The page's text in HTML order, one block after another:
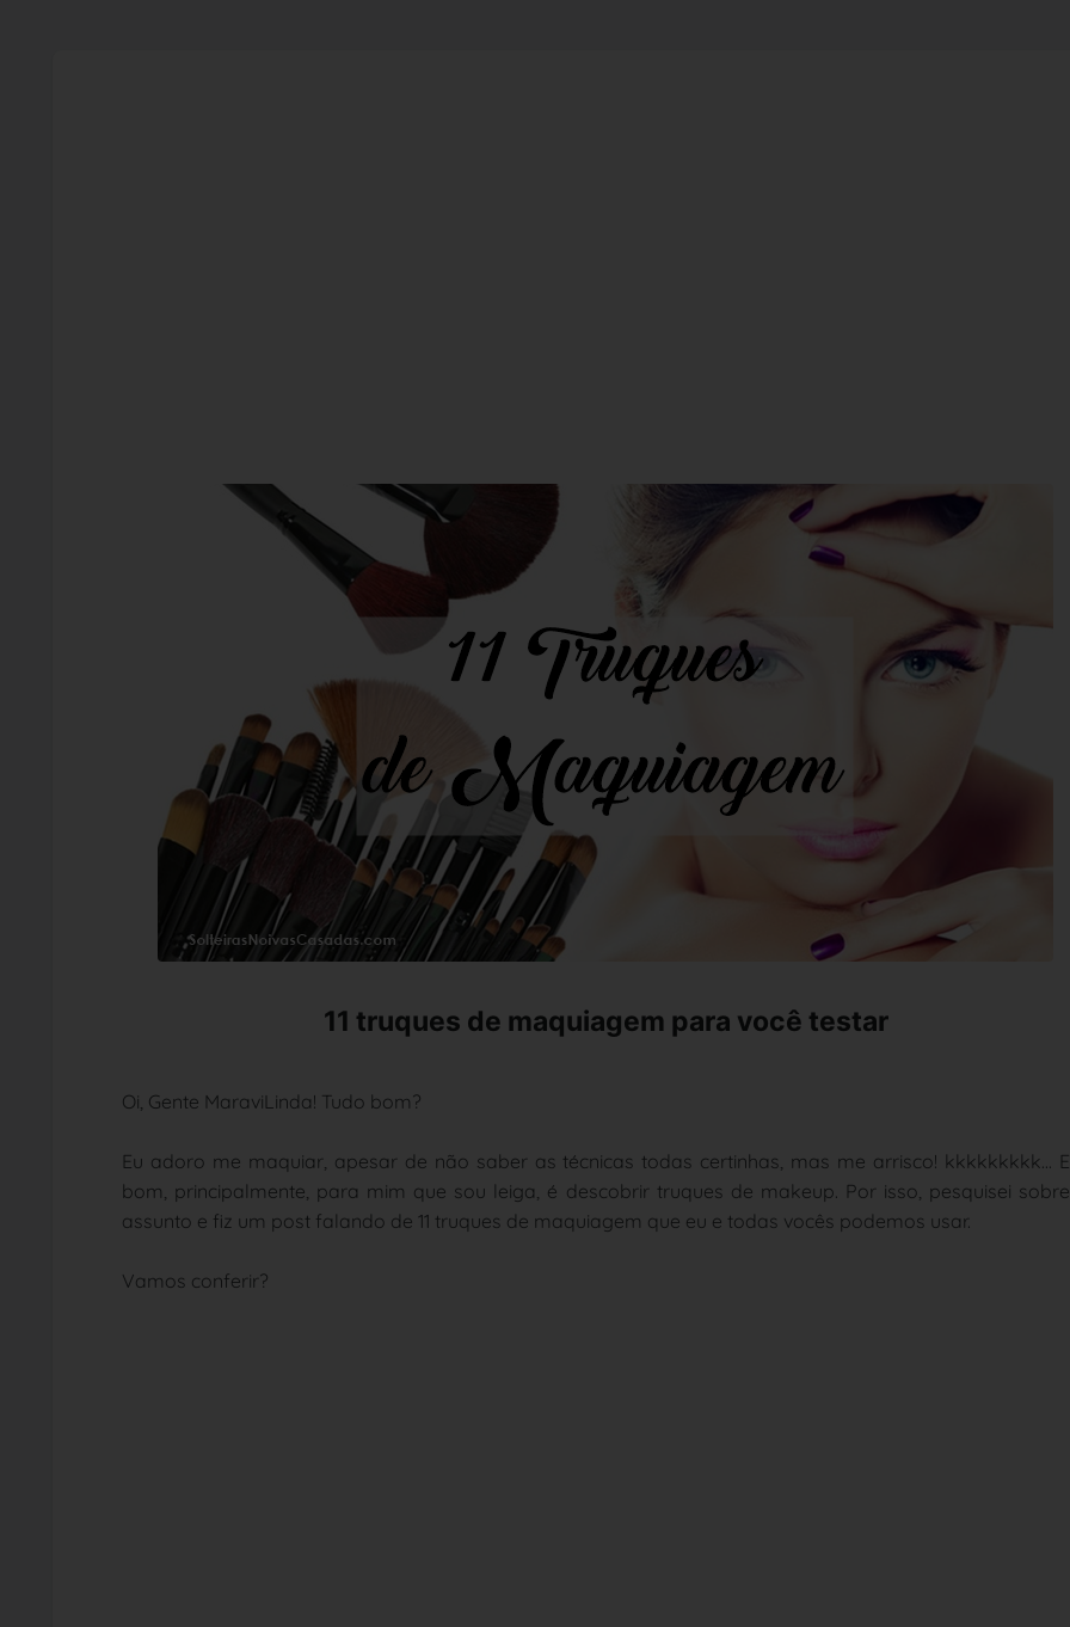
11 truques de maquiagem para você testar
Oi, Gente MaraviLinda! Tudo bom?
Eu adoro me maquiar, apesar de não saber as técnicas todas certinhas, mas me arrisco! kkkkkkkkk...
bom, principalmente, para mim que sou leiga, é descobrir truques de makeup. Por isso, pesquisei
assunto e fiz um post falando de 11 truques de maquiagem que eu e todas vocês podemos usar.
Vamos conferir?